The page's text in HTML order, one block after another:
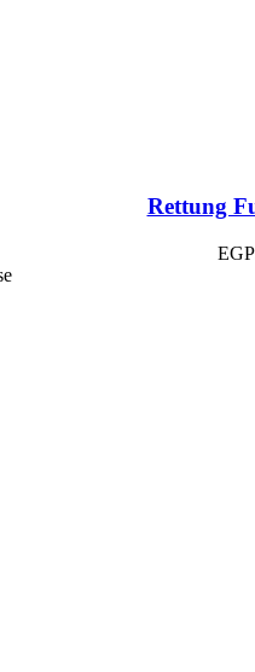
Rettung
EGP